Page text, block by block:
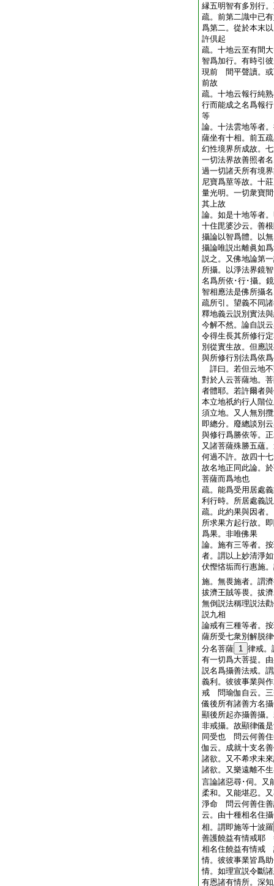
縁五明智有多別行
疏。前第二識中已
爲第二。從於本末
許倶起
疏。十地云至有間
智爲加行。有時引
現前 間平聲讀。或
前故
疏。十地云報行純
行而能成之名爲報
等
論。十法雲地等者
薩坐有十相。前五
幻性境界所成故。
一切法界故善照者
過一切諸天所有境
尼寶爲莖等故。十
量光明。一切衆寶
其上故
論。如是十地等者
十住毘婆沙云。善
攝論以智爲體。以
攝論唯説出離眞如
説之。又佛地論第
所攝。以淨法界鏡
名爲所依･行･攝。
智相應法是佛所攝
疏所引。望義不同
釋地義云説別實法
今解不然。論自説
令得生長其所修行
別從實生故。但應
與所修行別法爲依
詳曰。若但云地
對於人云菩薩地。
者體耶。若許爾者
本立地祇約行人階
須立地。又人無別
即總分。廢總談別
與修行爲勝依等。
又諸菩薩殊勝五蘊
何過不許。故四十
故名地正同此論。
菩薩而爲地也
疏。能爲受用居處
利行時。所居處義
疏。此約果與因者
所求果方起行故。
爲果。非唯佛果
論。施有三等者。
者。謂以上妙清淨
伏慳悋垢而行惠施
施。無畏施者。謂
拔濟王賊等畏。拔
無倒説法稱理説法
説九相
論戒有三種等者。
薩所受七衆別解脱
分名菩薩 1 律戒。
有一切爲大菩提。
説名爲攝善法戒。
義利。彼彼事業與
戒 問瑜伽自云。三
儀後所有諸善方名
顯後所起亦攝善攝
非戒攝。故顯律儀
同受也 問云何善
伽云。成就十支名
諸欲。又不希求未
諸欲。又樂遠離不
言論諸惡尋･伺。又
柔和。又能堪忍。
淨命 問云何善住
云。由十種相名住
相。謂即施等十波羅
善護饒益有情戒耶
相名住饒益有情戒
情。彼彼事業皆爲
情。如理宣説令斷
有恩諸有情所。深